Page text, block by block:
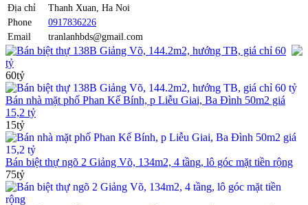
Địa chỉ
Thanh Xuan, Ha Noi
Phone
0917836226
Email
tranlanhbds@gmail.com
Bán biệt thự 138B Giảng Võ, 144.2m2, hướng TB, giá chỉ 60
tỷ
60tỷ
Bán nhà mặt phố Phan Kế Bính, p Liễu Giai, Ba Đình 50m2 giá
15,2 tỷ
15tỷ
Bán biệt thự ngõ 2 Giảng Võ, 134m2, 4 tầng, lô góc mặt tiền rộng
75tỷ